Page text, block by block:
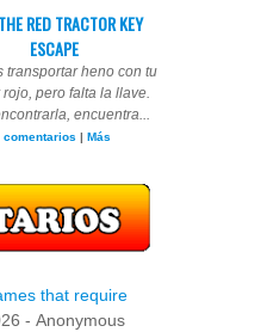
RED TRACTOR KEY
ESCAPE
transportar heno con tu
rojo, pero falta la llave.
encuentra...
comentarios | Más
that require
- Anonymous